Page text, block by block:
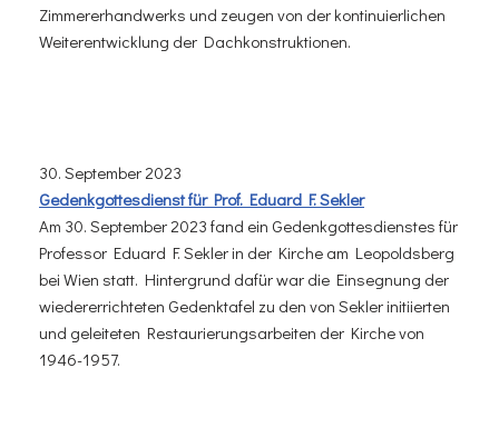
Zimmererhandwerks und zeugen von der kontinuierlichen
Weiterentwicklung der Dachkonstruktionen.
30. September 2023
Gedenkgottesdienst für Prof. Eduard F. Sekler
Am 30. September 2023 fand ein Gedenkgottesdienstes für
Professor Eduard F. Sekler in der Kirche am Leopoldsberg
bei Wien statt. Hintergrund dafür war die Einsegnung der
wiedererrichteten Gedenktafel zu den von Sekler initiierten
und geleiteten Restaurierungsarbeiten der Kirche von
1946-1957.